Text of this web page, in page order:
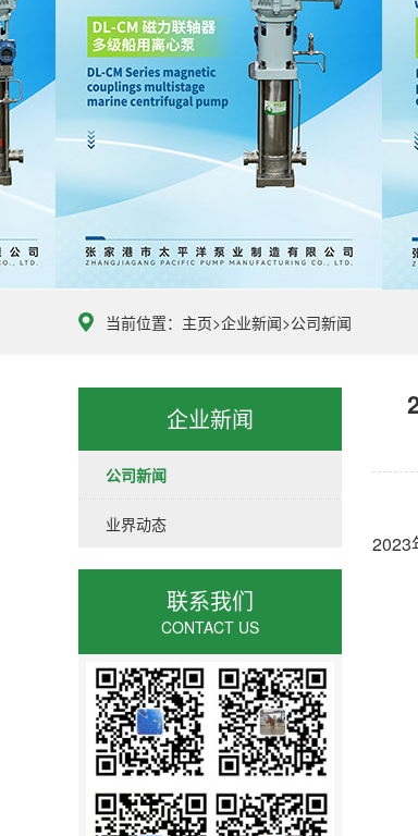
当前位置： 主页>企业新闻>公司新闻
企业新闻
公司新闻
业界动态
联系我们
CONTACT US
2023